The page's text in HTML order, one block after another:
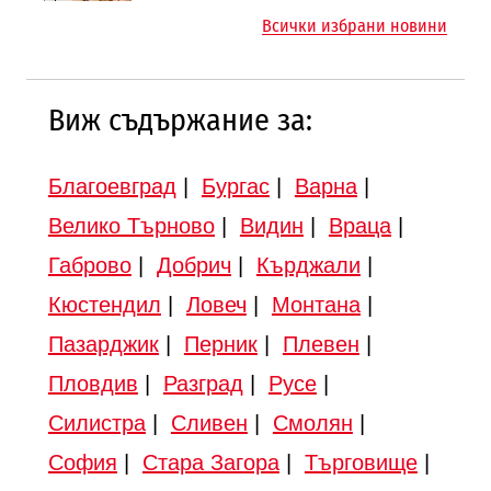
Всички избрани новини
Виж съдържание за:
Благоевград Бургас| Варна|
Велико Търново| Видин Враца|
Габрово| Добрич Кърджали
Кюстендил
Ловеч Монтана|
Пазарджик| Перник| Плевен
Пловдив
Разград Русе|
Силистра| Сливен Смолян
София
Стара Загора| Търговище|